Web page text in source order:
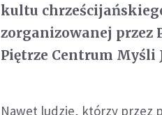
kultu
zorganizowanej przez
Piętrze Centrum Myśli
Nawet ludzie, którzy przez